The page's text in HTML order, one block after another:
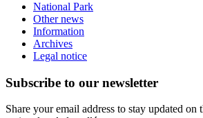
National Park
Other news
Information
Archives
Legal notice
Subscribe to our newsletter
Share your email address to stay updated on